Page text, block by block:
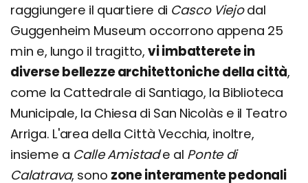
raggiungere il quartiere di Casco Viejodal
Guggenheim Museum occorrono appena 25
min e, lungo il tragitto,vi imbatterete in
diverse bellezze architettoniche della città,
come la Cattedrale di Santiago, la Biblioteca
Municipale, la Chiesa di San Nicolàs e il Teatro
Arriga. L'area della Città Vecchia, inoltre,
insieme a Calle Amistade al Ponte di
Calatrava, sono zone interamente pedonali